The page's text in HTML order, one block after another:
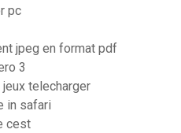
pc
jpeg en format pdf
3
telecharger
in safari
cest